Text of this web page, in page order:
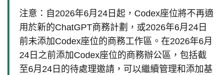
注意：自2026年6月24日起，Codex座位將不再適
用於新的ChatGPT商務計劃，或2026年6月24日
前未添加Codex座位的商務工作區。在2026年6月
24日之前添加Codex座位的商務辦公區，包括截
至6月24日的待處理邀請，可以繼續管理和添加基